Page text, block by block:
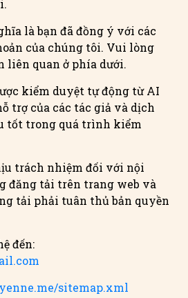
là bạn đã đồng ý với các
của chúng tôi. Vui lòng
liên quan ở phía dưới.
kiểm duyệt tự động từ AI
trợ của các tác giả và dịch
tốt trong quá trình kiểm
trách nhiệm đối với nội
đăng tải trên trang web và
tải phải tuân thủ bản quyền
đến:
sitemap.xml